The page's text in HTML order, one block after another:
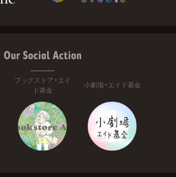
Our Social Action
ブックストア・エイ
ド基金
小劇場・エイド基金